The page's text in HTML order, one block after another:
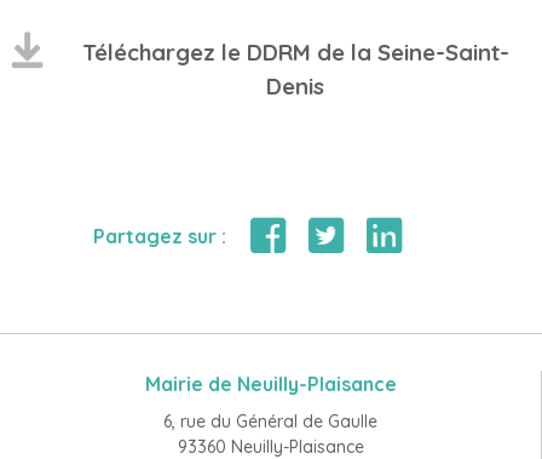
Téléchargez le DDRM de la Seine-Saint-
Denis
Partagez sur :
Mairie de Neuilly-Plaisance
6, rue du Général de Gaulle
93360 Neuilly-Plaisance